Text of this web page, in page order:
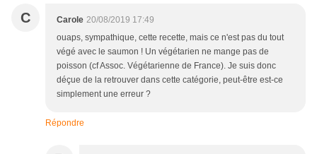
C Carole 20/08/2019 17:49
ouaps, sympathique, cette recette, mais ce n'est pas du tout
végé avec le saumon ! Un végétarien ne mange pas de
poisson (cf Assoc. Végétarienne de France). Je suis donc
déçue de la retrouver dans cette catégorie, peut-être est-ce
simplement une erreur ?
Répondre